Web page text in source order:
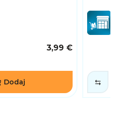
3,99 €
Dodaj